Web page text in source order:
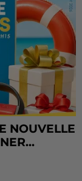
NOUVELLE